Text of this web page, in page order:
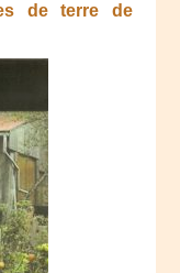
de terre de